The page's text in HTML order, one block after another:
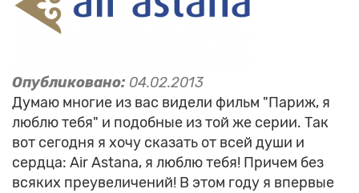
Опубликовано: 04.02.2013
Думаю многие из вас видели фильм "Париж, я
люблю тебя" и подобные из той же серии. Так
вот сегодня я хочу сказать от всей души и
сердца: Air Astana, я люблю тебя! Причем без
всяких преувеличений! В этом году я впервые